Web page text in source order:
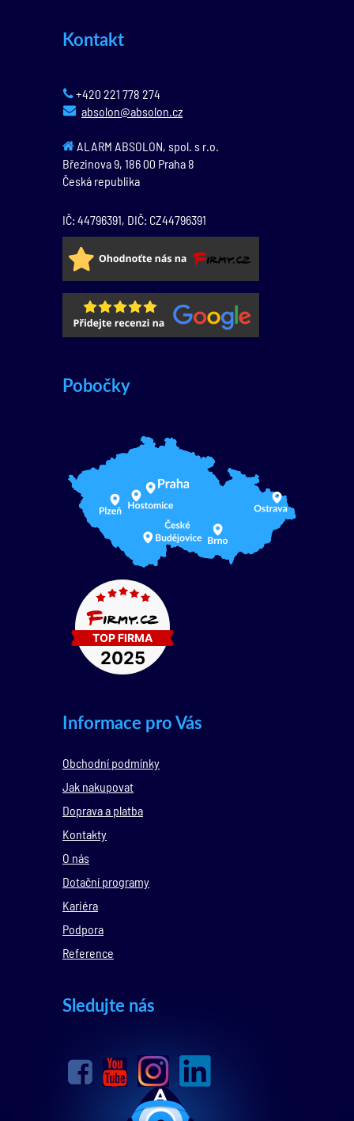
Kontakt
+420 221 778 274
absolon@absolon.cz
ALARM ABSOLON, spol. s r.o.
Březinova 9, 186 00 Praha 8
Česká republika
IČ: 44796391, DIČ: CZ44796391
Pobočky
Informace pro Vás
Obchodní podmínky
Jak nakupovat
Doprava a platba
Kontakty
O nás
Dotační programy
Kariéra
Podpora
Reference
Sledujte nás